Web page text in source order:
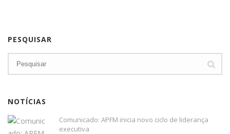
PESQUISAR
NOTÍCIAS
Comunicado: APFM inicia novo ciclo de liderança
executiva